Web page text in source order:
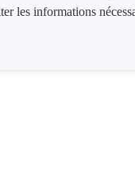
les informations